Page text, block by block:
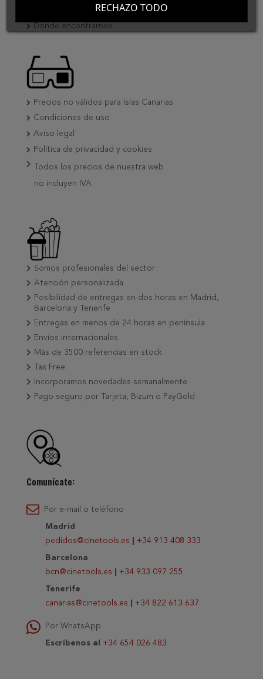
RECHAZO TODO
CineTools colabora
Dónde encontrarnos
Precios no válidos para Islas Canarias
Condiciones de uso
Aviso legal
Política de privacidad y cookies
Todos los precios de nuestra web
no incluyen IVA
Somos profesionales del sector
Atención personalizada
Posibilidad de entregas en dos horas en Madrid,
Barcelona y Tenerife
Entregas en menos de 24 horas en península
Envíos internacionales
Más de 3500 referencias en stock
Tax Free
Incorporamos novedades semanalmente
Pago seguro por Tarjeta, Bizum o PayGold
Comunícate:
Por e-mail o teléfono
Madrid
pedidos@cinetools.es
+34 913 408 333
Barcelona
bcn@cinetools.es
+34 933 097 255
Tenerife
canarias@cinetools.es
+34 822 613 637
Por WhatsApp
Escríbenos al +34 654 026 483